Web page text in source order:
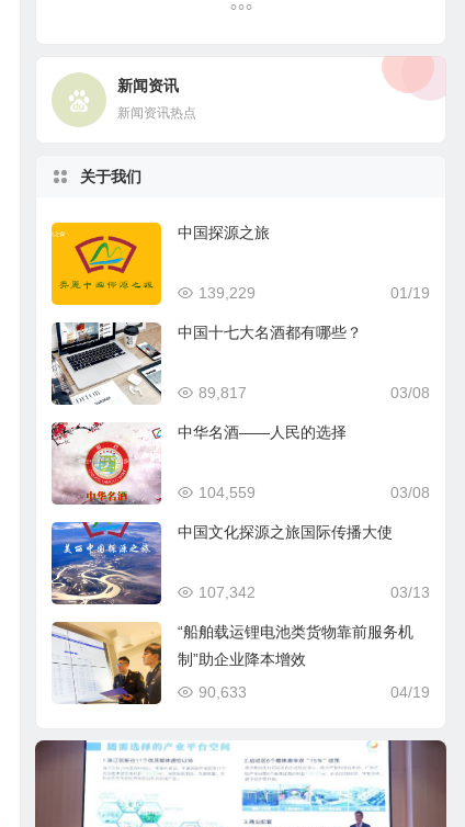
新闻资讯
新闻资讯热点
关于我们
中国探源之旅
01/19
139,229
中国十七大名酒都有哪些？
03/08
89,817
中华名酒——人民的选择
03/08
104,559
中国文化探源之旅国际传播大使
03/13
107,342
“船舶载运锂电池类货物靠前服务机
制”助企业降本增效
04/19
90,633